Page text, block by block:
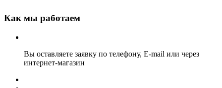
Как мы работаем
Вы оставляете заявку по телефону, E-mail или через
интернет-магазин